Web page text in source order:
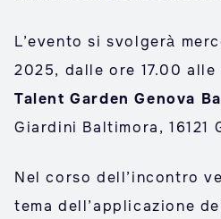
L’evento si svolgerà
2025, dalle ore 17.00
Talent Garden Genova
Giardini Baltimora, 16121
Nel corso dell’incontro
tema dell’applicazione